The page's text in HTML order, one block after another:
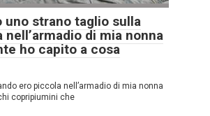
uno strano taglio sulla
nell’armadio di mia nonna
ho capito a cosa
ero piccola nell’armadio di mia nonna
copripiumini che